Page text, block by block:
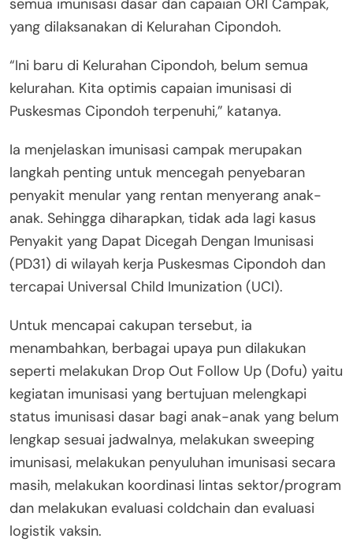
semua imunisasi dasar dan capaian ORI Campak,
yang dilaksanakan di Kelurahan Cipondoh.
“Ini baru di Kelurahan Cipondoh, belum semua
kelurahan. Kita optimis capaian imunisasi di
Puskesmas Cipondoh terpenuhi,” katanya.
Ia menjelaskan imunisasi campak merupakan
langkah penting untuk mencegah penyebaran
penyakit menular yang rentan menyerang anak-
anak. Sehingga diharapkan, tidak ada lagi kasus
Penyakit yang Dapat Dicegah Dengan Imunisasi
(PD31) di wilayah kerja Puskesmas Cipondoh dan
tercapai Universal Child Imunization (UCI).
Untuk mencapai cakupan tersebut, ia
menambahkan, berbagai upaya pun dilakukan
seperti melakukan Drop Out Follow Up (Dofu) yaitu
kegiatan imunisasi yang bertujuan melengkapi
status imunisasi dasar bagi anak-anak yang belum
lengkap sesuai jadwalnya, melakukan sweeping
imunisasi, melakukan penyuluhan imunisasi secara
masih, melakukan koordinasi lintas sektor/program
dan melakukan evaluasi coldchain dan evaluasi
logistik vaksin.